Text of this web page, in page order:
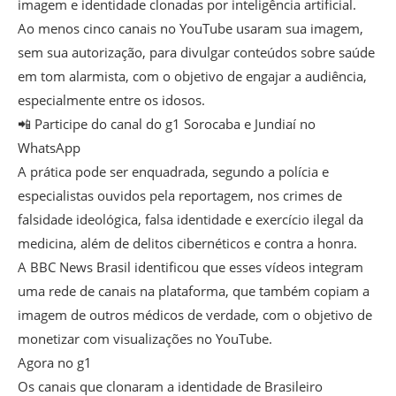
imagem e identidade clonadas por inteligência artificial.
Ao menos cinco canais no YouTube usaram sua imagem,
sem sua autorização, para divulgar conteúdos sobre saúde
em tom alarmista, com o objetivo de engajar a audiência,
especialmente entre os idosos.
📲 Participe do canal do g1 Sorocaba e Jundiaí no
WhatsApp
A prática pode ser enquadrada, segundo a polícia e
especialistas ouvidos pela reportagem, nos crimes de
falsidade ideológica, falsa identidade e exercício ilegal da
medicina, além de delitos cibernéticos e contra a honra.
A BBC News Brasil identificou que esses vídeos integram
uma rede de canais na plataforma, que também copiam a
imagem de outros médicos de verdade, com o objetivo de
monetizar com visualizações no YouTube.
Agora no g1
Os canais que clonaram a identidade de Brasileiro